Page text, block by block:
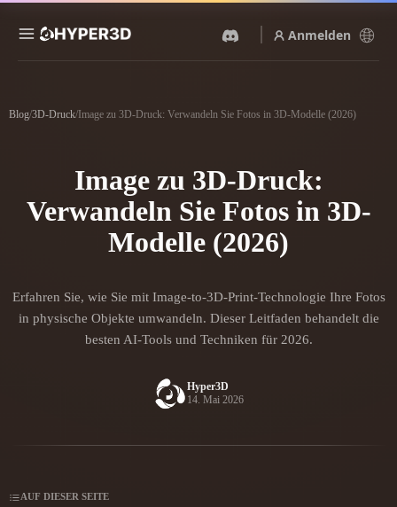
Anmelden
Rodin ChatAvatar
Funktionen
Bild hochladen, sofort ein
3D-Objekt erhalten.
Vom Text-Prompt zum 3D-
KI-Videogenerator KI-Bildgenerator
Generiere hochwertige
API
Binde unsere kreative KI in
deine App oder deinen
Workflow ein.
KI-Bildverbesserer 3D-Modellsuchmaschine
Ressourcen
Forschung Blog
Blog/3D-Druck/Image zu 3D-Druck: Verwandeln Sie Fotos in 3D-Modelle (2026)
Image zu 3D-Druck:
Verwandeln Sie Fotos in 3D-
Modelle (2026)
Erfahren Sie, wie Sie mit Image-to-3D-Print-Technologie Ihre Fotos
in physische Objekte umwandeln. Dieser Leitfaden behandelt die
besten AI-Tools und Techniken für 2026.
Hyper3D
14. Mai 2026
AUF DIESER SEITE